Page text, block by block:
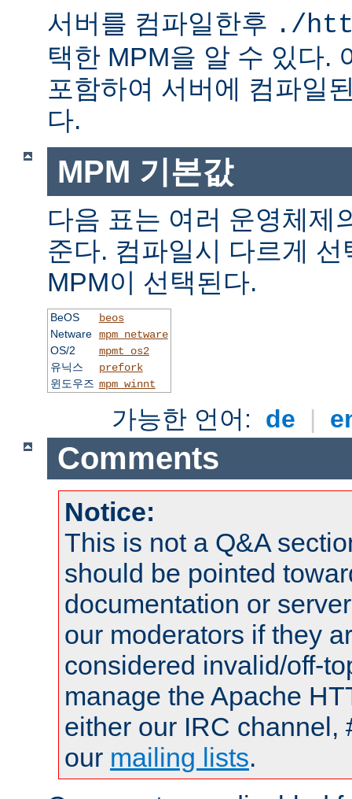
서버를 컴파일한후 ./
택한 MPM을 알 수 있다.
포함하여 서버에 컴파일
다.
MPM 기본값
다음 표는 여러 운영체제
준다. 컴파일시 다르게
MPM이 선택된다.
BeOS
beos
Netware mpm_netware
OS/2
mpmt_os2
유닉스
prefork
윈도우즈 mpm_winnt
가능한 언어: de |
Comments
Notice:
This is not a Q&A
should be pointed
documentation or
our moderators if they
considered invalid/off-
manage the Apache
either our IRC channel,
our mailing lists.